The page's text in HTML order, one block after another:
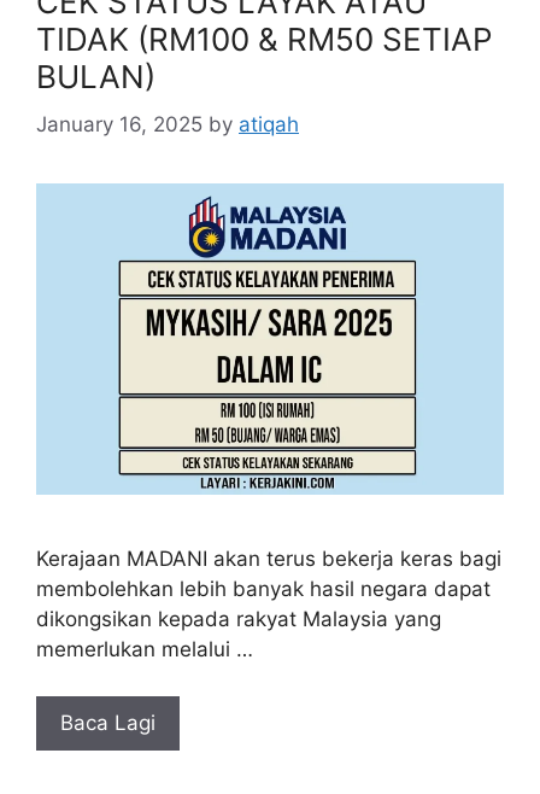
TIDAK (RM100 & RM50 SETIAP
BULAN)
January 16, 2025 by atiqah
Kerajaan MADANI akan terus bekerja keras bagi
membolehkan lebih banyak hasil negara dapat
dikongsikan kepada rakyat Malaysia yang
memerlukan melalui …
Baca Lagi